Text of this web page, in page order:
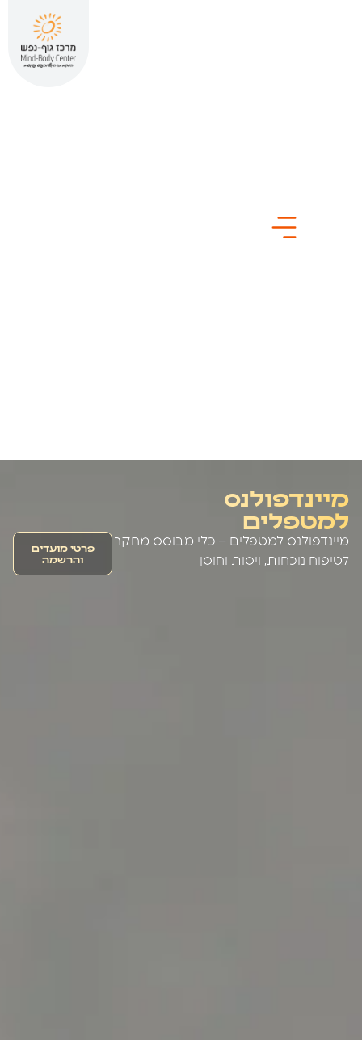
מיינדפולנס
למטפלים
מיינדפולנס למטפלים – כלי מבוסס מחקר
לטיפוח נוכחות, ויסות וחוסן
פרטי מועדים
והרשמה